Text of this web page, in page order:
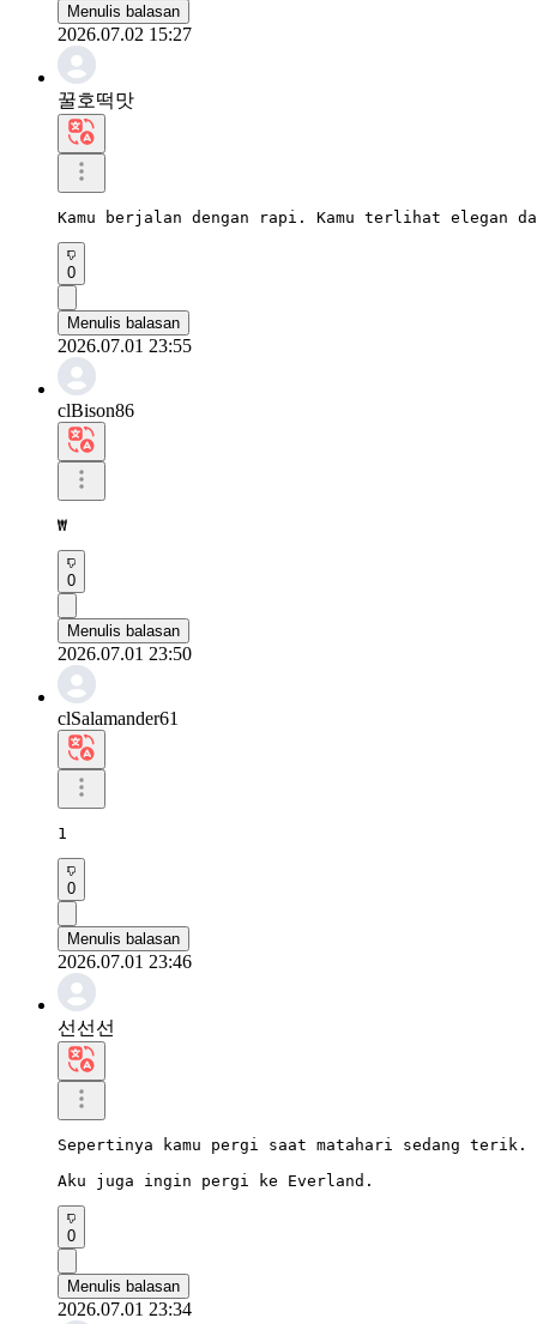
Menulis balasan
2026.07.02 15:27
꿀호떡맛
Kamu berjalan dengan rapi. Kamu terlihat elegan
0
Menulis balasan
2026.07.01 23:55
clBison86
₩
0
Menulis balasan
2026.07.01 23:50
clSalamander61
1
0
Menulis balasan
2026.07.01 23:46
선선선
Sepertinya kamu pergi saat matahari sedang terik.
Aku juga ingin pergi ke Everland.
0
Menulis balasan
2026.07.01 23:34